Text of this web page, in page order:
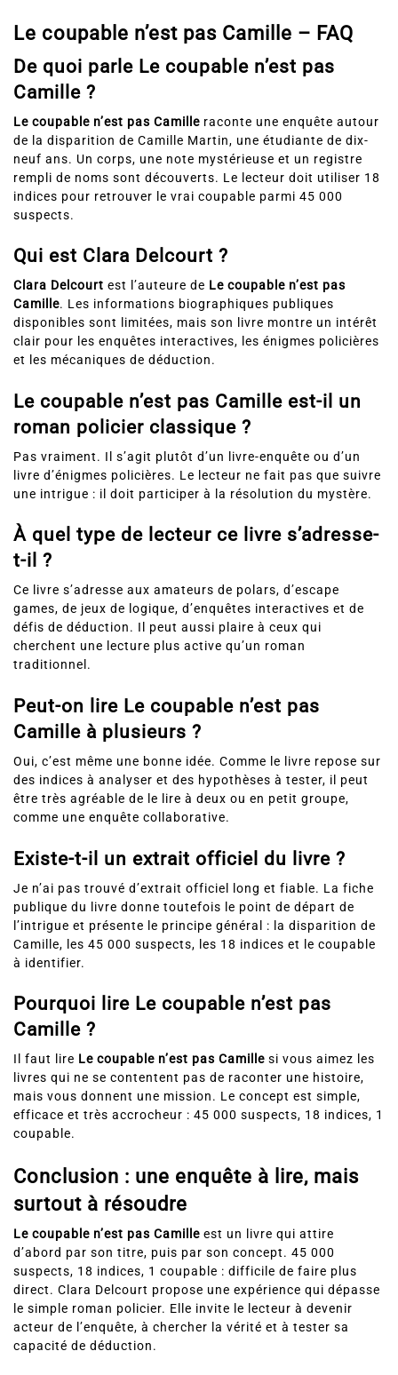
Le coupable n’est pas Camille – FAQ
De quoi parle Le coupable n’est pas
Camille ?
Le coupable n’est pas Camille raconte une enquête autour
de la disparition de Camille Martin, une étudiante de dix-
neuf ans. Un corps, une note mystérieuse et un registre
rempli de noms sont découverts. Le lecteur doit utiliser 18
indices pour retrouver le vrai coupable parmi 45 000
suspects.
Qui est Clara Delcourt ?
Clara Delcourt est l’auteure de Le coupable n’est pas
Camille. Les informations biographiques publiques
disponibles sont limitées, mais son livre montre un intérêt
clair pour les enquêtes interactives, les énigmes policières
et les mécaniques de déduction.
Le coupable n’est pas Camille est-il un
roman policier classique ?
Pas vraiment. Il s’agit plutôt d’un livre-enquête ou d’un
livre d’énigmes policières. Le lecteur ne fait pas que suivre
une intrigue : il doit participer à la résolution du mystère.
À quel type de lecteur ce livre s’adresse-
t-il ?
Ce livre s’adresse aux amateurs de polars, d’escape
games, de jeux de logique, d’enquêtes interactives et de
défis de déduction. Il peut aussi plaire à ceux qui
cherchent une lecture plus active qu’un roman
traditionnel.
Peut-on lire Le coupable n’est pas
Camille à plusieurs ?
Oui, c’est même une bonne idée. Comme le livre repose sur
des indices à analyser et des hypothèses à tester, il peut
être très agréable de le lire à deux ou en petit groupe,
comme une enquête collaborative.
Existe-t-il un extrait officiel du livre ?
Je n’ai pas trouvé d’extrait officiel long et fiable. La fiche
publique du livre donne toutefois le point de départ de
l’intrigue et présente le principe général : la disparition de
Camille, les 45 000 suspects, les 18 indices et le coupable
à identifier.
Pourquoi lire Le coupable n’est pas
Camille ?
Il faut lire Le coupable n’est pas Camille si vous aimez les
livres qui ne se contentent pas de raconter une histoire,
mais vous donnent une mission. Le concept est simple,
efficace et très accrocheur : 45 000 suspects, 18 indices, 1
coupable.
Conclusion : une enquête à lire, mais
surtout à résoudre
Le coupable n’est pas Camille est un livre qui attire
d’abord par son titre, puis par son concept. 45 000
suspects, 18 indices, 1 coupable : difficile de faire plus
direct. Clara Delcourt propose une expérience qui dépasse
le simple roman policier. Elle invite le lecteur à devenir
acteur de l’enquête, à chercher la vérité et à tester sa
capacité de déduction.